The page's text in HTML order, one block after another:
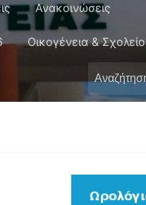
Ανακοινώσεις
Οικογένεια & Σχολείο
Αναζήτηση
για: